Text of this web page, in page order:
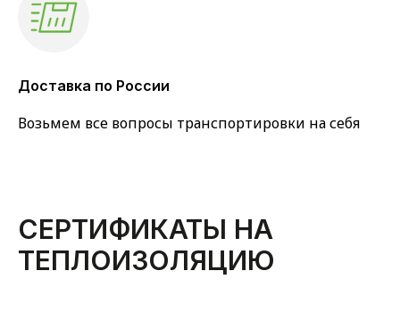
Доставка по России
Возьмем все вопросы транспортировки на себя
СЕРТИФИКАТЫ НА
ТЕПЛОИЗОЛЯЦИЮ